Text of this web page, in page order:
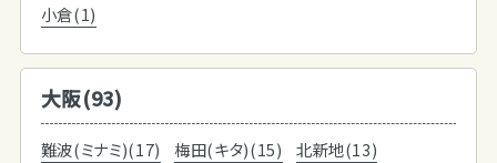
小倉(1)
大阪(93)
難波(ミナミ)(17) 梅田(キタ)(15)
北新地(13)